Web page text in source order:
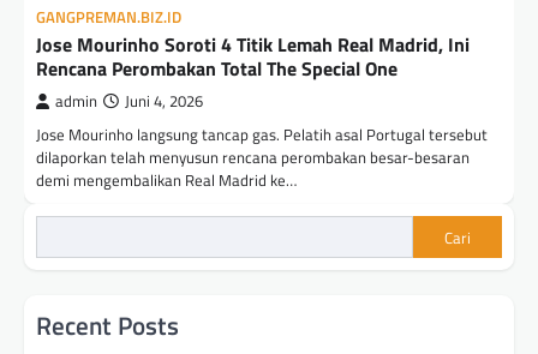
GANGPREMAN.BIZ.ID
Jose Mourinho Soroti 4 Titik Lemah Real Madrid, Ini
Rencana Perombakan Total The Special One
admin Juni 4, 2026
Jose Mourinho langsung tancap gas. Pelatih asal Portugal tersebut
dilaporkan telah menyusun rencana perombakan besar-besaran
demi mengembalikan Real Madrid ke…
Cari
Recent Posts